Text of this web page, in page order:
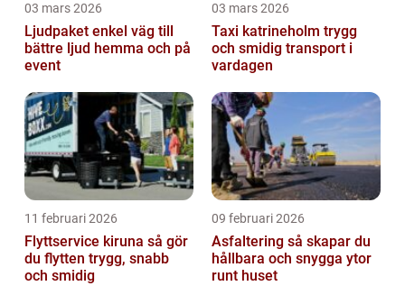
03 mars 2026
Ljudpaket enkel väg till
bättre ljud hemma och på
event
03 mars 2026
Taxi katrineholm trygg
och smidig transport i
vardagen
11 februari 2026
Flyttservice kiruna så gör
du flytten trygg, snabb
och smidig
09 februari 2026
Asfaltering så skapar du
hållbara och snygga ytor
runt huset